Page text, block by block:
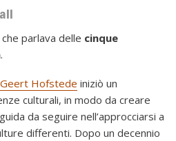
parlava delle cinque
.
Hofstede iniziò un
culturali, in modo da creare
da seguire nell’approcciarsi a
differenti. Dopo un decennio